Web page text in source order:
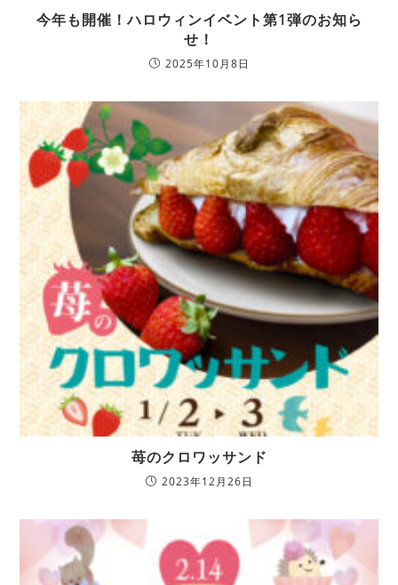
今年も開催！ハロウィンイベント第1弾のお知ら
せ！
2025年10月8日
苺のクロワッサンド
2023年12月26日